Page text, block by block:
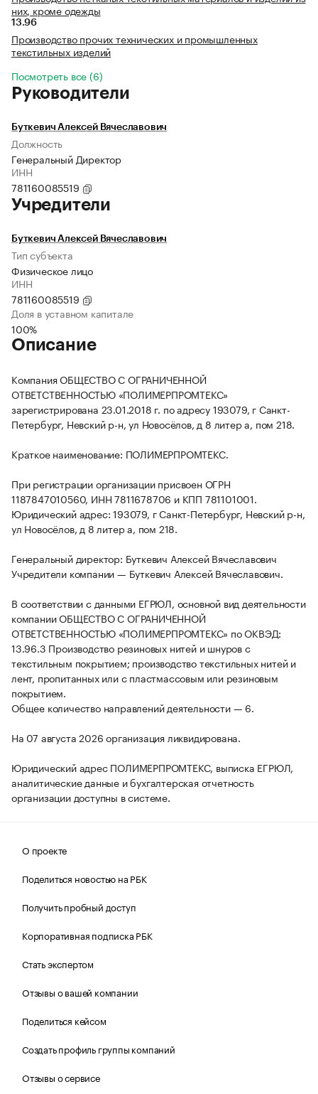
них, кроме одежды
13.96
Производство прочих технических и промышленных
текстильных изделий
Посмотреть все (6)
Руководители
Буткевич Алексей Вячеславович
Должность
Генеральный Директор
ИНН
781160085519
Учредители
Буткевич Алексей Вячеславович
Тип субъекта
Физическое лицо
ИНН
781160085519
Доля в уставном капитале
100%
Описание
Компания ОБЩЕСТВО С ОГРАНИЧЕННОЙ
ОТВЕТСТВЕННОСТЬЮ «ПОЛИМЕРПРОМТЕКС»
зарегистрирована 23.01.2018 г. по адресу 193079, г Санкт-
Петербург, Невский р-н, ул Новосёлов, д 8 литер а, пом 218.
Краткое наименование: ПОЛИМЕРПРОМТЕКС.
При регистрации организации присвоен ОГРН
1187847010560, ИНН 7811678706 и КПП 781101001.
Юридический адрес: 193079, г Санкт-Петербург, Невский р-н,
ул Новосёлов, д 8 литер а, пом 218.
Генеральный директор: Буткевич Алексей Вячеславович
Учредители компании — Буткевич Алексей Вячеславович.
В соответствии с данными ЕГРЮЛ, основной вид деятельности
компании ОБЩЕСТВО С ОГРАНИЧЕННОЙ
ОТВЕТСТВЕННОСТЬЮ «ПОЛИМЕРПРОМТЕКС» по ОКВЭД:
13.96.3 Производство резиновых нитей и шнуров с
текстильным покрытием; производство текстильных нитей и
лент, пропитанных или с пластмассовым или резиновым
покрытием.
Общее количество направлений деятельности — 6.
На 07 августа 2026 организация ликвидирована.
Юридический адрес ПОЛИМЕРПРОМТЕКС, выписка ЕГРЮЛ,
аналитические данные и бухгалтерская отчетность
организации доступны в системе.
О проекте
Поделиться новостью на РБК
Получить пробный доступ
Корпоративная подписка РБК
Стать экспертом
Отзывы о вашей компании
Поделиться кейсом
Создать профиль группы компаний
Отзывы о сервисе